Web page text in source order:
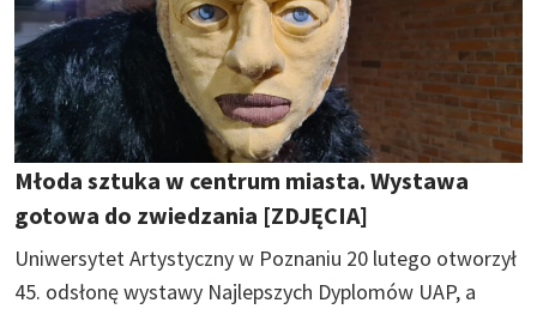
Młoda sztuka w centrum miasta. Wystawa
gotowa do zwiedzania [ZDJĘCIA]
Uniwersytet Artystyczny w Poznaniu 20 lutego otworzył
45. odsłonę wystawy Najlepszych Dyplomów UAP, a